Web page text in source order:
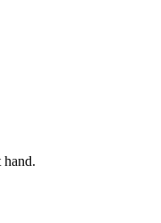
hand.